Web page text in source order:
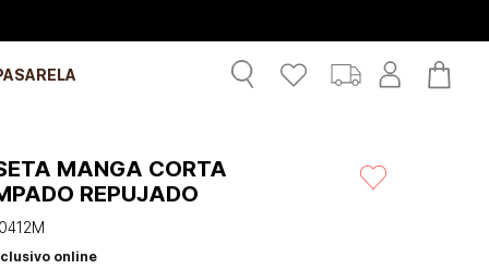
MANGA CORTA
REPUJADO
online